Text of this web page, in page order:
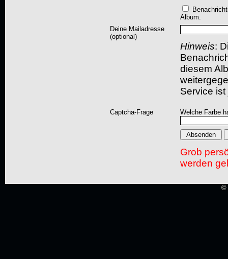
Album.
Deine Mailadresse
(optional)
Hinweis:
diesem
Service
Captcha-Frage Welche Farbe
Grob
werden
©